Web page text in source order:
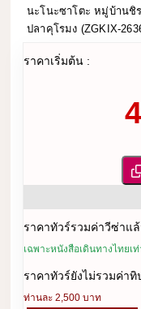
นะโนะซาโตะ หมู่บ้านชิ
ปลาคุโรมง (ZGKIX-
ราคาเริ่มต้น :
ราคาทัวร์รวมค่าวีซ่าแ
เฉพาะหนังสือเดินทางไทยเ
ราคาทัวร์ยังไม่รวมค่าทิ
ท่านละ 2,500 บาท